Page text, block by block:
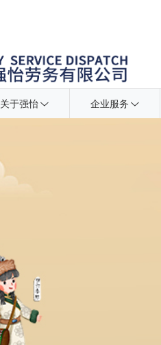
关于强怡 企业服务